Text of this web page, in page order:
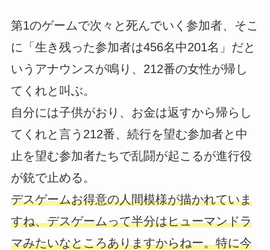
第1のゲームで次々と死んでいく参加者、そこ
に「生き残った参加者は456名中201名」だと
いうアナウンスが鳴り、212番の女性が帰し
てくれと叫ぶ。
自分には子供がおり、お金は返すから帰らし
てくれと言う212番、続行を望む参加者と中
止を望む参加者たちで乱闘が起こるが進行役
が銃で止める。
デスゲームお得意の人間模様が描かれていま
すね、デスゲームって半分はヒューマンドラ
マみたいなところありますからねー。特に今